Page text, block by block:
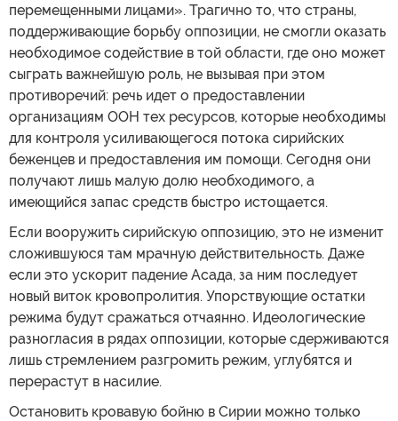
перемещенными лицами». Трагично то, что страны,
поддерживающие борьбу оппозиции, не смогли оказать
необходимое содействие в той области, где оно может
сыграть важнейшую роль, не вызывая при этом
противоречий: речь идет о предоставлении
организациям ООН тех ресурсов, которые необходимы
для контроля усиливающегося потока сирийских
беженцев и предоставления им помощи. Сегодня они
получают лишь малую долю необходимого, а
имеющийся запас средств быстро истощается.
Если вооружить сирийскую оппозицию, это не изменит
сложившуюся там мрачную действительность. Даже
если это ускорит падение Асада, за ним последует
новый виток кровопролития. Упорствующие остатки
режима будут сражаться отчаянно. Идеологические
разногласия в рядах оппозиции, которые сдерживаются
лишь стремлением разгромить режим, углубятся и
перерастут в насилие.
Остановить кровавую бойню в Сирии можно только